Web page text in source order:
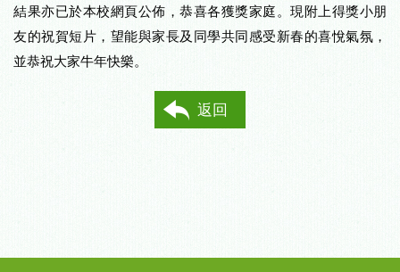
結果亦已於本校網頁公佈，恭喜各獲獎家庭。現附上得獎小朋
友的祝賀短片，望能與家長及同學共同感受新春的喜悅氣氛，
並恭祝大家牛年快樂。
返回